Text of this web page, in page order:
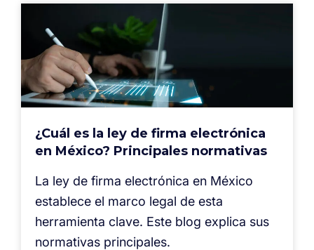
¿Cuál es la ley de firma electrónica
en México? Principales normativas
La ley de firma electrónica en México
establece el marco legal de esta
herramienta clave. Este blog explica sus
normativas principales.